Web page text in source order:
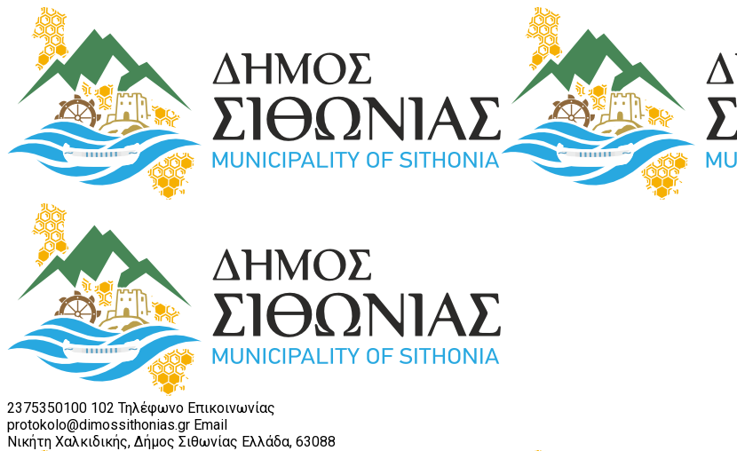
2375350100 102 Τηλέφωνο Επικοινωνίας
protokolo@dimossithonias.gr Email
Νικήτη Χαλκιδικής, Δήμος Σιθωνίας Ελλάδα, 63088